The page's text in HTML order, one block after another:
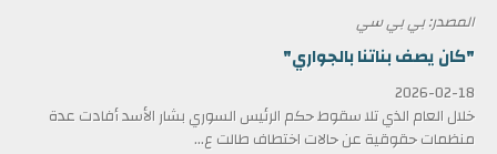
المصدر: بي بي سي
"كان يصف بناتنا بالجواري"
2026-02-18
خلال العام الذي تلا سقوط حكم الرئيس السوري بشار الأسد أفادت عدة
منظمات حقوقية عن حالات اختطاف طالت ع...